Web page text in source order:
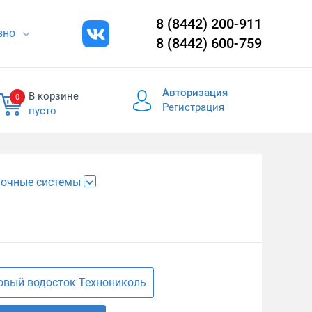
8 (8442) 200-911
8 (8442) 600-759
0
В корзине
пусто
Авторизация
Регистрация
системы
водосток Технониколь